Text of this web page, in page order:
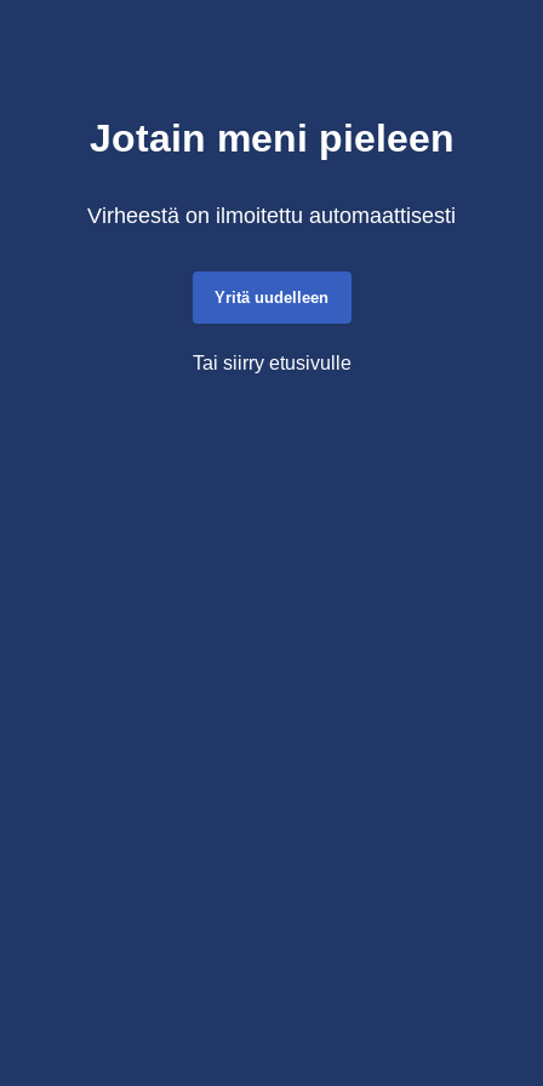
Jotain meni pieleen
Virheestä on ilmoitettu automaattisesti
Yritä uudelleen
Tai siirry etusivulle